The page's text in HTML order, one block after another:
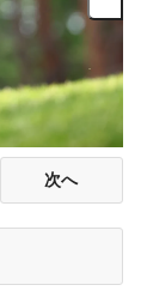
次へ